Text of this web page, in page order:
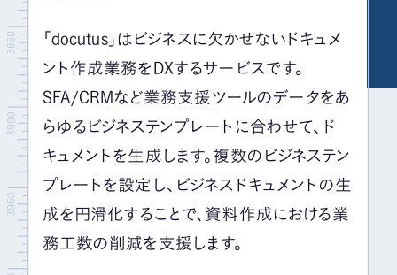
「 docutus」はビジネスに欠かせないドキュメ
ント作成業務を DXするサービスです。
SFA/CRMなど業務支援ツールのデータをあ
らゆるビジネステンプレートに合わせて、ド
キュメントを生成します。複数のビジネステン
プレートを設定し、ビジネスドキュメントの生
成を円滑化することで、資料作成における業
務工数の削減を支援します。